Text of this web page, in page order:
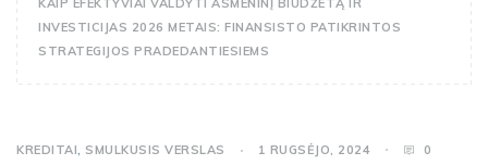
INVESTICIJAS 2026 METAIS: FINANSISTO PATIKRINTOS
STRATEGIJOS PRADEDANTIESIEMS
KREDITAI SMULKUSIS VERSLAS 1 RUGSĖJO, 2024 0